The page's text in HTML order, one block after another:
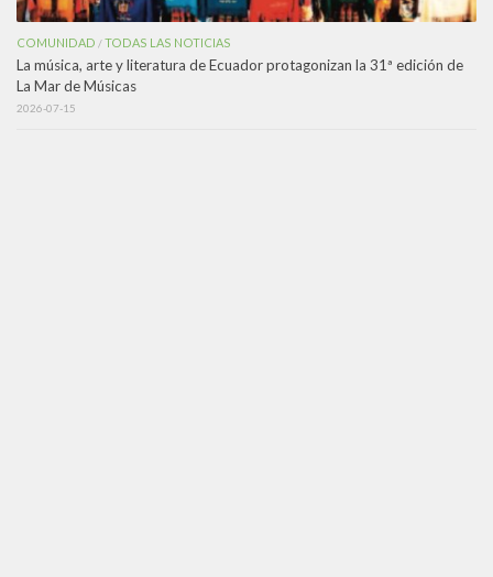
COMUNIDAD /TODAS LAS NOTICIAS
La música, arte y literatura de Ecuador protagonizan la 31ª edición de
La Mar de Músicas
2026-07-15